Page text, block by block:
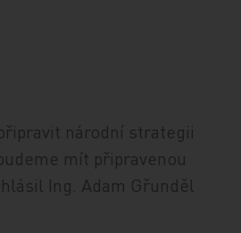
národní strategii
mít připravenou
Ing. Adam Gřunděl